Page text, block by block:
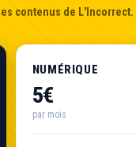
contenus de L'Incorrect.
NUMÉRIQUE
5€
par mois